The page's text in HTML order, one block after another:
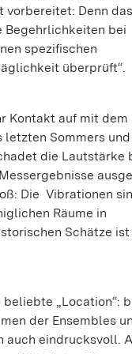
vorbereitet: Denn das
Begehrlichkeiten bei
spezifischen
überprüft“.
Kontakt auf mit dem
letzten Sommers und
die Lautstärke
Die Vibrationen
Räume in
Schätze ist
„Location“:
der Ensembles
auch eindrucksvoll.